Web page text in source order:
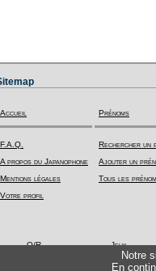
Notre
En
Accueil
F.A.Q.
A propos du Japanophone
Mentions légales
Votre profil
Prénoms
Rechercher un
Ajouter un
Tous les
Q/R Jeux